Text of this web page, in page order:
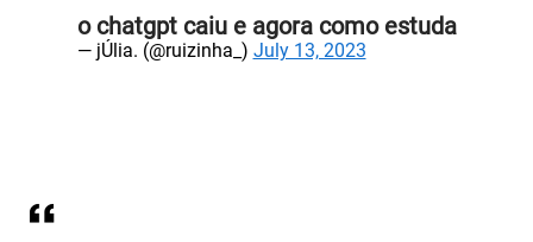
o chatgpt caiu e agora como estuda
— jÚlia. (@ruizinha_) July 13, 2023